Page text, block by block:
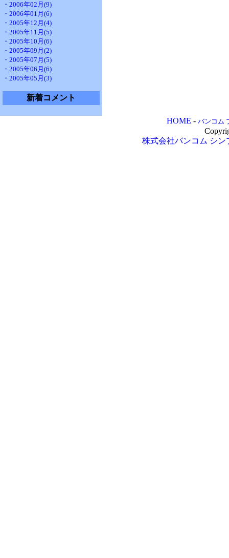
・2006年02月(9)
・2006年01月(6)
・2005年12月(4)
・2005年11月(5)
・2005年10月(6)
・2005年09月(2)
・2005年07月(5)
・2005年06月(6)
・2005年05月(3)
新着コメント
HOME - バンコム
株式会社バンコム シン